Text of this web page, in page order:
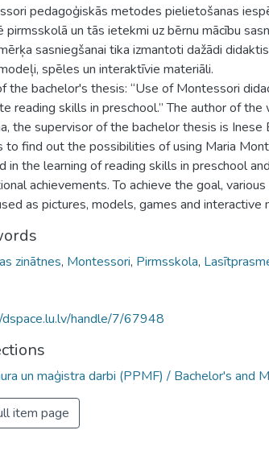
pedagoģiskās metodes pielietošanas
pirmsskolā un tās ietekmi uz bērnu mācību
sasniegšanai tika izmantoti dažādi
spēles un interaktīvie materiāli.
the bachelor's thesis: “Use of Montessori
reading skills in preschool.” The author of the
the supervisor of the bachelor thesis is Inese
to find out the possibilities of using Maria
in the learning of reading skills in preschool
achievements. To achieve the goal,
as pictures, models, games and interactive
zinātnes, Montessori, Pirmsskola,
handle/7/67948
un maģistra darbi (PPMF) / Bachelor's and
item page